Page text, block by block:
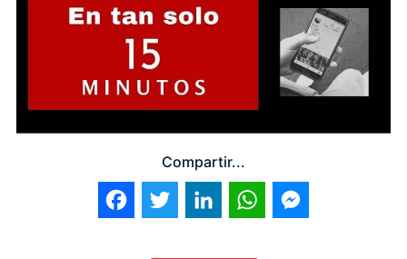
Compartir...
FacebookTwitter LinkedIn WhatsApp